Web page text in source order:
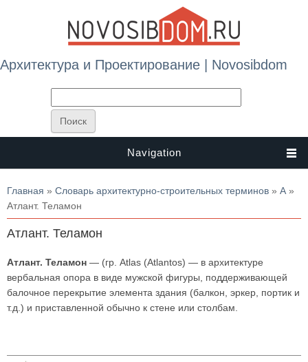
Архитектура и Проектирование | Novosibdom
Navigation
Вы здесь
Главная » Словарь архитектурно-строительных терминов » А »
Атлант. Теламон
Атлант. Теламон
Атлант. Теламон — (гр. Atlas (Atlantos) — в архитектуре
вербальная опора в виде мужской фигуры, поддерживающей
балочное перекрытие элемента здания (балкон, эркер, портик и
т.д.) и приставленной обычно к стене или столбам.